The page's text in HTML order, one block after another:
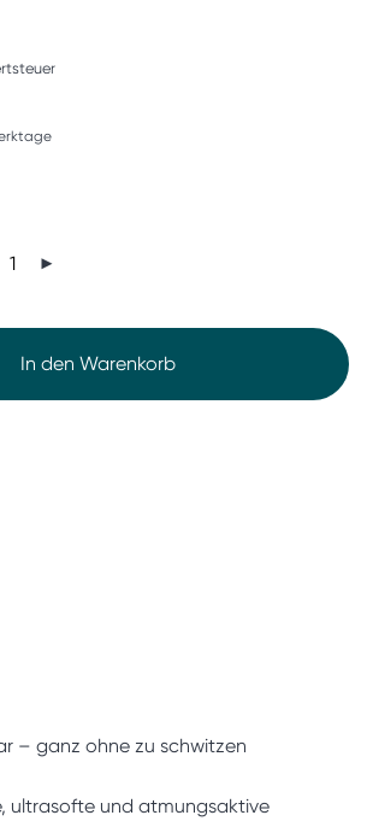
In den Warenkorb
– ganz ohne zu schwitzen
ultrasofte und atmungsaktive